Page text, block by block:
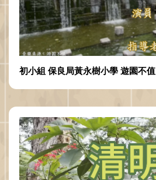
初小組 保良局黃永樹小學 遊園不值